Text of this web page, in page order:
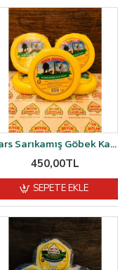
Kars Sarıkamış Göbek Kaşarı Şirden Mayalı 1 kg
450,00TL
SEPETE EKLE